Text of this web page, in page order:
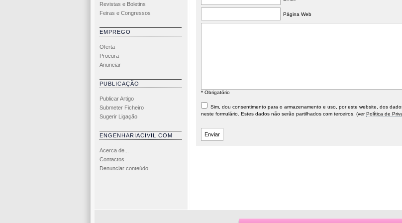
Revistas e Boletins
Feiras e Congressos
EMPREGO
Oferta
Procura
Anunciar
PUBLICAÇÃO
Publicar Artigo
Submeter Ficheiro
Sugerir Ligação
ENGENHARIACIVIL.COM
Acerca de...
Contactos
Denunciar conteúdo
Página Web
* Obrigatório
Sim, dou consentimento para o armazenamento e uso, por este website, dos
neste formulário. Estes dados não serão partilhados com terceiros. (verPolítica de